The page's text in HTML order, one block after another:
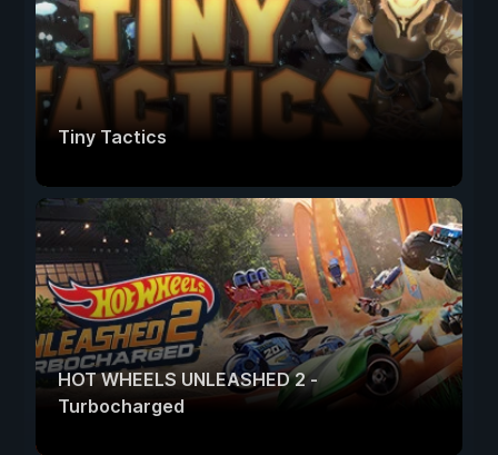
Tiny Tactics
HOT WHEELS UNLEASHED 2 -
Turbocharged